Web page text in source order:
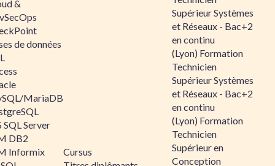
&
de données
MariaDB
SQL Server
DB2
Informix
Cursus
Supérieur Systèmes
et Réseaux - Bac+2
en continu
(Lyon) Formation
Technicien
Supérieur Systèmes
et Réseaux - Bac+2
en continu
(Lyon) Formation
Technicien
Supérieur en
Conception